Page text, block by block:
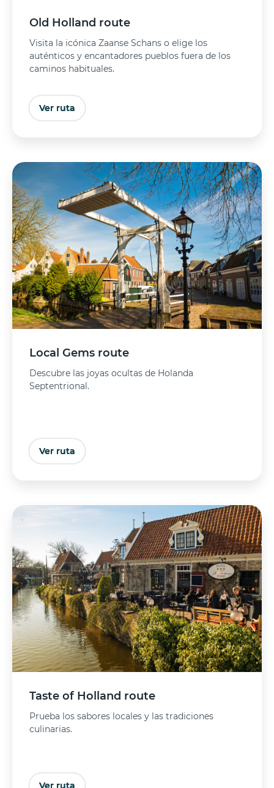
Old Holland route
Visita la icónica Zaanse Schans o elige los
auténticos y encantadores pueblos fuera de los
caminos habituales.
Ver ruta
Local Gems route
Descubre las joyas ocultas de Holanda
Septentrional.
Ver ruta
Taste of Holland route
Prueba los sabores locales y las tradiciones
culinarias.
Ver ruta